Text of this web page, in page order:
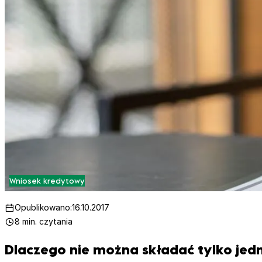
Wniosek kredytowy
Opublikowano:16.10.2017
8 min. czytania
Dlaczego nie można składać tylko